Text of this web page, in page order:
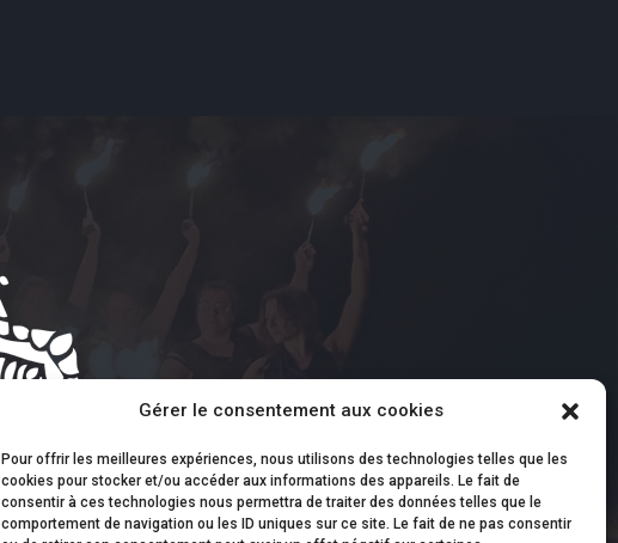
Gérer le consentement aux cookies
Pour offrir les meilleures expériences, nous utilisons des technologies telles que les
cookies pour stocker et/ou accéder aux informations des appareils. Le fait de
consentir à ces technologies nous permettra de traiter des données telles que le
comportement de navigation ou les ID uniques sur ce site. Le fait de ne pas consentir